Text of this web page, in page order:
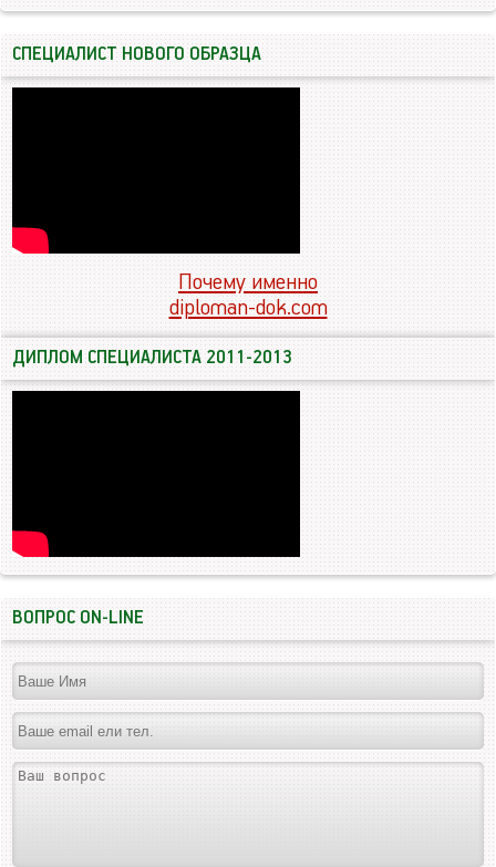
СПЕЦИАЛИСТ НОВОГО ОБРАЗЦА
Почему именно
diploman-dok.com
ДИПЛОМ СПЕЦИАЛИСТА 2011-2013
ВОПРОС ON-LINE